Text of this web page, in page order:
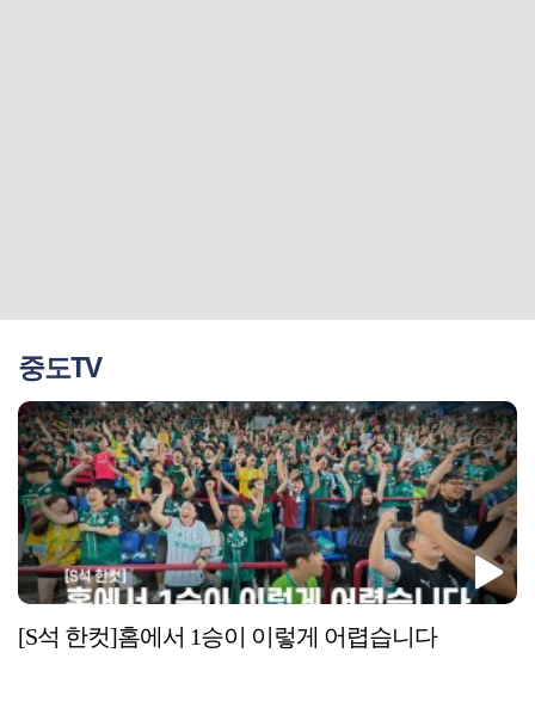
중도TV
[S석 한컷]홈에서 1승이 이렇게 어렵습니다